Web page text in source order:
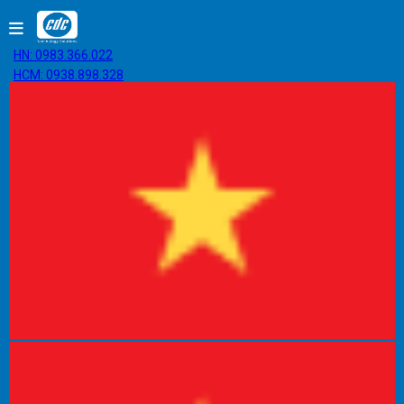
HN: 0983.366.022
HCM: 0938.898.328